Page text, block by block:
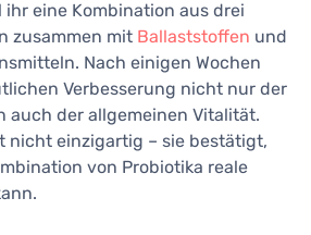
eine Kombination aus drei
zusammen mit Ballaststoffen und
Nach einigen Wochen
Verbesserung nicht nur der
auch der allgemeinen Vitalität.
nicht einzigartig – sie bestätigt,
von Probiotika reale